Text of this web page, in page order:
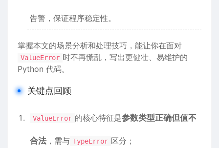
告警，保证程序稳定性。
掌握本文的场景分析和处理技巧，能让你在面对
ValueError 时不再慌乱，写出更健壮、易维护的
Python 代码。
关键点回顾
ValueError 的核心特征是参数类型正确但值不
合法 ，需与 TypeError 区分；